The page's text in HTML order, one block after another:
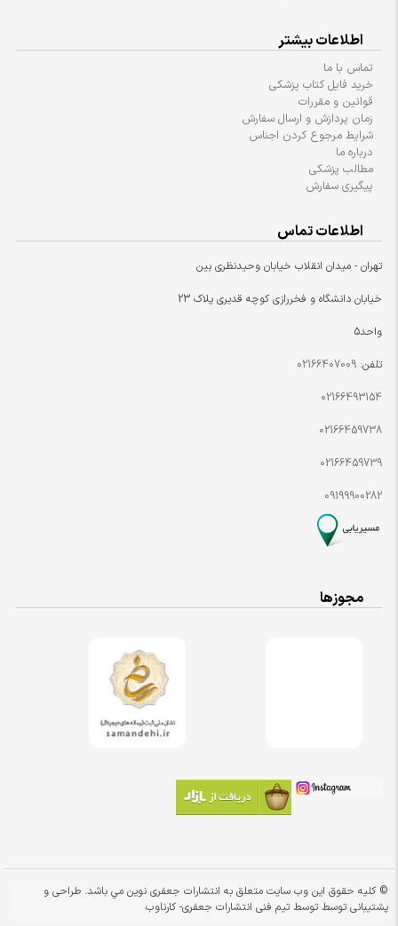
اطلاعات بیشتر
تماس با ما
خرید فایل کتاب پزشکی
قوانین و مقررات
زمان پردازش و ارسال سفارش
شرایط مرجوع کردن اجناس
درباره ما
مطالب پزشکی
پیگیری سفارش
اطلاعات تماس
تهران - میدان انقلاب خیابان وحیدنظری بین
خیابان دانشگاه و فخررازی کوچه قدیری پلاک 23
واحد5
تلفن: 02166407009
02166493154
02166459738
02166459739
09199900282
مجوزها
© کلیه حقوق این وب سایت متعلق به انتشارات جعفری نوین مي باشد. طراحی و
پشتیبانی توسط توسط تیم فنی انتشارات جعفری- کارناوب